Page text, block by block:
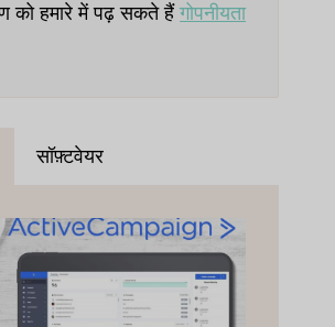
को हमारे में पढ़ सकते हैंगोपनीयता
सॉफ़्टवेयर